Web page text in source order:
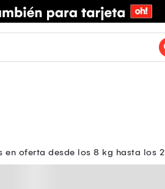
en oferta desde los 8 kg hasta los